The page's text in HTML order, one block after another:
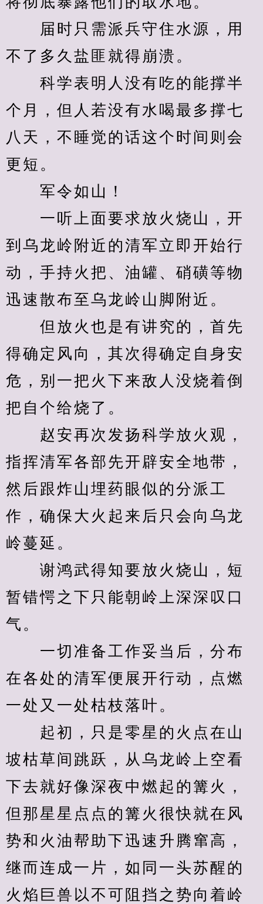
届时只需派兵守住水源，用
不了多久盐匪就得崩溃。
科学表明人没有吃的能撑半
个月，但人若没有水喝最多撑七
八天，不睡觉的话这个时间则会
更短。
军令如山！
一听上面要求放火烧山，开
到乌龙岭附近的清军立即开始行
动，手持火把、油罐、硝磺等物
迅速散布至乌龙岭山脚附近。
但放火也是有讲究的，首先
得确定风向，其次得确定自身安
危，别一把火下来敌人没烧着倒
把自个给烧了。
赵安再次发扬科学放火观，
指挥清军各部先开辟安全地带，
然后跟炸山埋药眼似的分派工
作，确保大火起来后只会向乌龙
岭蔓延。
谢鸿武得知要放火烧山，短
暂错愕之下只能朝岭上深深叹口
气。
一切准备工作妥当后，分布
在各处的清军便展开行动，点燃
一处又一处枯枝落叶。
起初，只是零星的火点在山
坡枯草间跳跃，从乌龙岭上空看
下去就好像深夜中燃起的篝火，
但那星星点点的篝火很快就在风
势和火油帮助下迅速升腾窜高，
继而连成一片，如同一头苏醒的
火焰巨兽以不可阻挡之势向着岭